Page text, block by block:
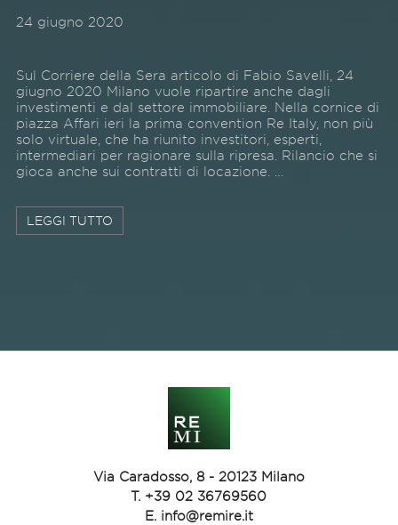
24 giugno 2020
Sul Corriere della Sera articolo di Fabio Savelli, 24
giugno 2020 Milano vuole ripartire anche dagli
investimenti e dal settore immobiliare. Nella cornice di
piazza Affari ieri la prima convention Re Italy, non più
solo virtuale, che ha riunito investitori, esperti,
intermediari per ragionare sulla ripresa. Rilancio che si
gioca anche sui contratti di locazione. …
LEGGI TUTTO
Via Caradosso, 8 - 20123 Milano
T. +39 02 36769560
E. info@remire.it